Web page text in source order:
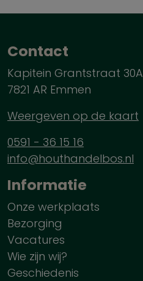
Contact
Kapitein Grantstraat 30A
7821 AR Emmen
Weergeven op de kaart
0591 - 36 15 16
info@houthandelbos.nl
Informatie
Onze werkplaats
Bezorging
Vacatures
Wie zijn wij?
Geschiedenis